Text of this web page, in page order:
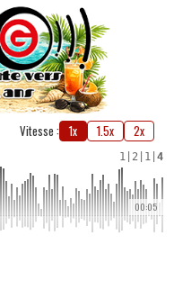
Vitesse : 1x 1.5x 2x
1 2 1 4
00:05